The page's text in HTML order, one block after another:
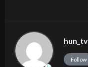
hun_tv
Follow